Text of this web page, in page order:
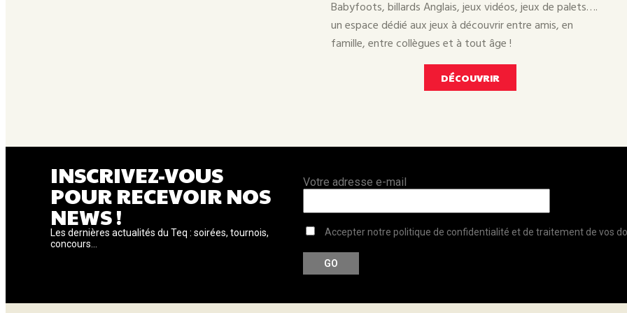
Babyfoots, billards Anglais, jeux vidéos, jeux de palets….
un espace dédié aux jeux à découvrir entre amis, en
famille, entre collègues et à tout âge !
DÉCOUVRIR
INSCRIVEZ-VOUS
POUR RECEVOIR NOS
NEWS !
Les dernières actualités du Teq : soirées, tournois,
concours...
Votre adresse e-mail
Accepter notre politique de confidentialité et de traitement de vos